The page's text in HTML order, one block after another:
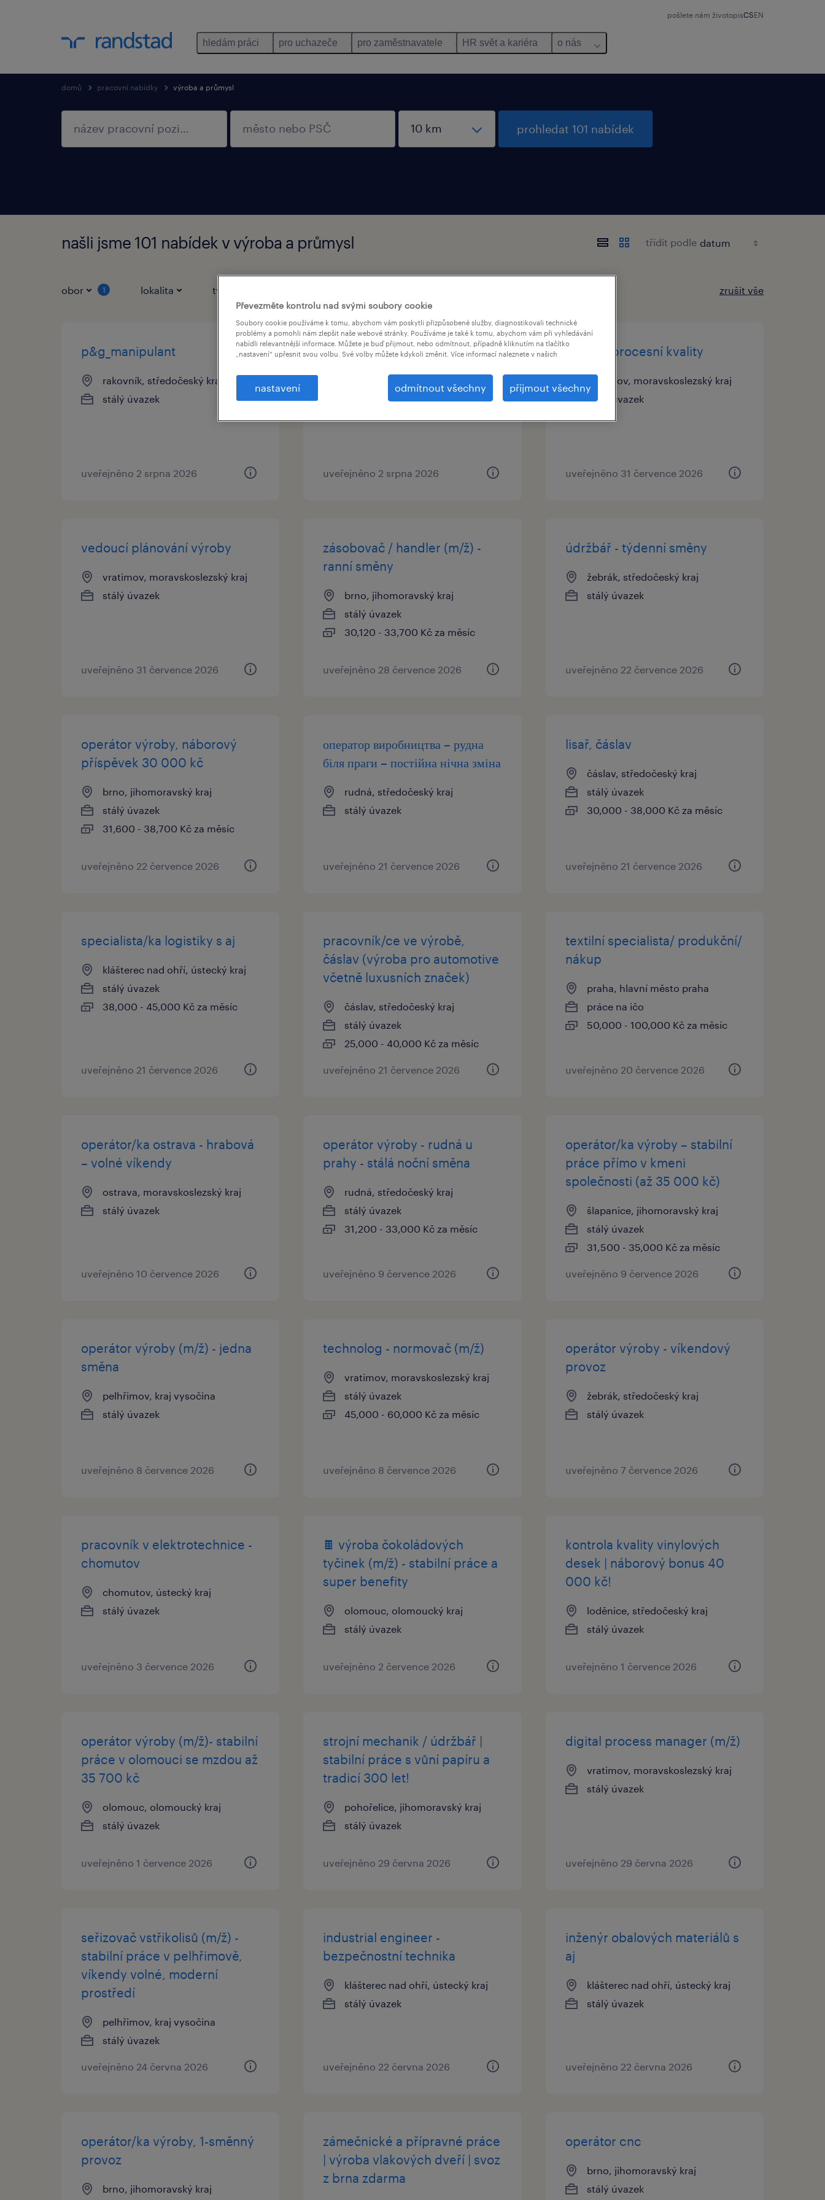
pošlete nám životopisCSEN
hledám práci pro uchazeče pro zaměstnavatele HR svět a kariéra o nás
domů pracovní nabídky výroba a průmysl
prohledat 101 nabídek
našli jsme 101 nabídek v výroba a průmysl třídit podle
obor 1 lokalita typ práce zrušit vše
p&g_manipulant
rakovník, středočeský kraj
stálý úvazek
uveřejněno 2 srpna 2026
svářečský inženýr
přerov, olomoucký kraj
stálý úvazek
uveřejněno 2 srpna 2026
inženýr procesní kvality
vratimov, moravskoslezský kraj
stálý úvazek
uveřejněno 31 července 2026
vedoucí plánování výroby
vratimov, moravskoslezský kraj
stálý úvazek
uveřejněno 31 července 2026
zásobovač / handler (m/ž) -
ranní směny
brno, jihomoravský kraj
stálý úvazek
30,120 - 33,700 Kč za měsíc
uveřejněno 28 července 2026
údržbář - týdenní směny
žebrák, středočeský kraj
stálý úvazek
uveřejněno 22 července 2026
operátor výroby, náborový
příspěvek 30 000 kč
brno, jihomoravský kraj
stálý úvazek
31,600 - 38,700 Kč za měsíc
uveřejněno 22 července 2026
оператор виробництва – рудна
біля праги – постійна нічна зміна
rudná, středočeský kraj
stálý úvazek
uveřejněno 21 července 2026
lisař, čáslav
čáslav, středočeský kraj
stálý úvazek
30,000 - 38,000 Kč za měsíc
uveřejněno 21 července 2026
specialista/ka logistiky s aj
klášterec nad ohří, ústecký kraj
stálý úvazek
38,000 - 45,000 Kč za měsíc
uveřejněno 21 července 2026
pracovník/ce ve výrobě,
čáslav (výroba pro automotive
včetně luxusních značek)
čáslav, středočeský kraj
stálý úvazek
25,000 - 40,000 Kč za měsíc
uveřejněno 21 července 2026
textilní specialista/ produkční/
nákup
praha, hlavní město praha
práce na ičo
50,000 - 100,000 Kč za měsíc
uveřejněno 20 července 2026
operátor/ka ostrava - hrabová
– volné víkendy
ostrava, moravskoslezský kraj
stálý úvazek
uveřejněno 10 července 2026
operátor výroby - rudná u
prahy - stálá noční směna
rudná, středočeský kraj
stálý úvazek
31,200 - 33,000 Kč za měsíc
uveřejněno 9 července 2026
operátor/ka výroby – stabilní
práce přímo v kmeni
společnosti (až 35 000 kč)
šlapanice, jihomoravský kraj
stálý úvazek
31,500 - 35,000 Kč za měsíc
uveřejněno 9 července 2026
operátor výroby (m/ž) - jedna
směna
pelhřimov, kraj vysočina
stálý úvazek
uveřejněno 8 července 2026
technolog - normovač (m/ž)
vratimov, moravskoslezský kraj
stálý úvazek
45,000 - 60,000 Kč za měsíc
uveřejněno 8 července 2026
operátor výroby - víkendový
provoz
žebrák, středočeský kraj
stálý úvazek
uveřejněno 7 července 2026
pracovník v elektrotechnice -
chomutov
chomutov, ústecký kraj
stálý úvazek
uveřejněno 3 července 2026
🍫 výroba čokoládových
tyčinek (m/ž) - stabilní práce a
super benefity
olomouc, olomoucký kraj
stálý úvazek
uveřejněno 2 července 2026
kontrola kvality vinylových
desek | náborový bonus 40
000 kč!
loděnice, středočeský kraj
stálý úvazek
uveřejněno 1 července 2026
operátor výroby (m/ž)- stabilní
práce v olomouci se mzdou až
35 700 kč
olomouc, olomoucký kraj
stálý úvazek
uveřejněno 1 července 2026
strojní mechanik / údržbář |
stabilní práce s vůní papíru a
tradicí 300 let!
pohořelice, jihomoravský kraj
stálý úvazek
uveřejněno 29 června 2026
digital process manager (m/ž)
vratimov, moravskoslezský kraj
stálý úvazek
uveřejněno 29 června 2026
seřizovač vstřikolisů (m/ž) -
stabilní práce v pelhřimově,
víkendy volné, moderní
prostředí
pelhřimov, kraj vysočina
stálý úvazek
uveřejněno 24 června 2026
industrial engineer -
bezpečnostní technika
klášterec nad ohří, ústecký kraj
stálý úvazek
uveřejněno 22 června 2026
inženýr obalových materiálů s
aj
klášterec nad ohří, ústecký kraj
stálý úvazek
uveřejněno 22 června 2026
operátor/ka výroby, 1-směnný
provoz
brno, jihomoravský kraj
zámečnické a přípravné práce
| výroba vlakových dveří | svoz
z brna zdarma
operátor cnc
brno, jihomoravský kraj
stálý úvazek
Převezměte kontrolu nad svými soubory cookie
Soubory cookie používáme k tomu, abychom vám poskytli přizpůsobené služby, diagnostikovali technické
problémy a pomohli nám zlepšit naše webové stránky. Používáme je také k tomu, abychom vám při vyhledávání
nabídli relevantnější informace. Můžete je buď přijmout, nebo odmítnout, případně kliknutím na tlačítko
„nastavení“ upřesnit svou volbu. Své volby můžete kdykoli změnit. Více informací naleznete v našich
nastavení odmítnout všechny přijmout všechny